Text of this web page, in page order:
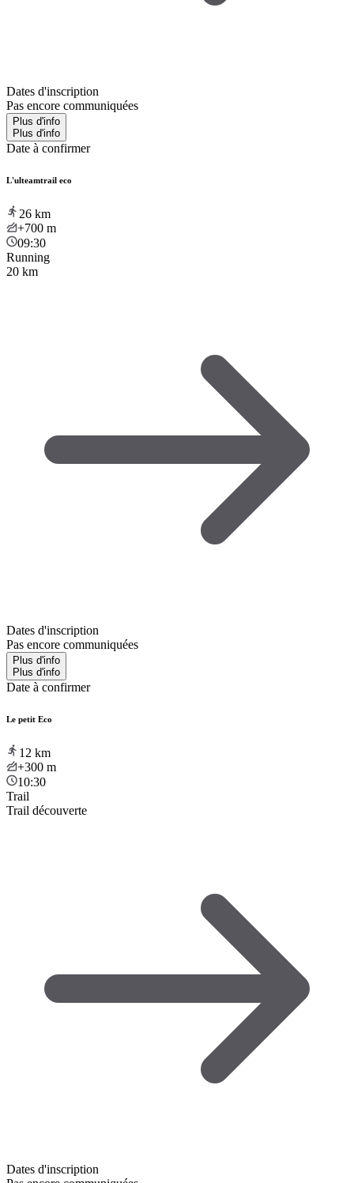
Dates d'inscription
Pas encore communiquées
Plus d'info
Plus d'info
Date à confirmer
L'ulteamtrail eco
26 km
+700 m
09:30
Running
20 km
Dates d'inscription
Pas encore communiquées
Plus d'info
Plus d'info
Date à confirmer
Le petit Eco
12 km
+300 m
10:30
Trail
Trail découverte
Dates d'inscription